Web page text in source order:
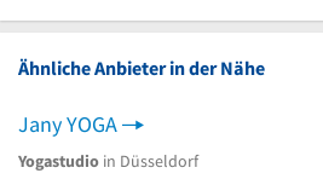
Ähnliche Anbieter in der Nähe
Jany YOGA
Yogastudio in Düsseldorf